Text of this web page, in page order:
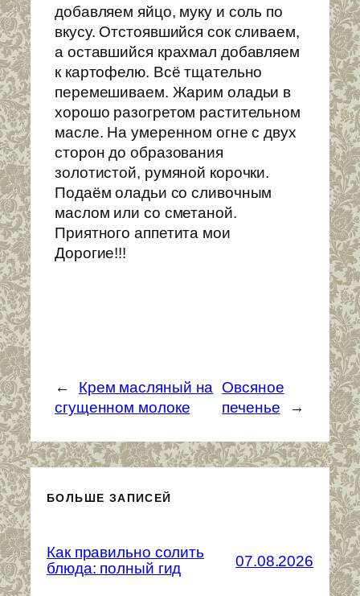
добавляем яйцо, муку и соль по
вкусу. Отстоявшийся сок сливаем,
а оставшийся крахмал добавляем
к картофелю. Всё тщательно
перемешиваем. Жарим оладьи в
хорошо разогретом растительном
масле. На умеренном огне с двух
сторон до образования
золотистой, румяной корочки.
Подаём оладьи со сливочным
маслом или со сметаной.
Приятного аппетита мои
Дорогие!!!
←
Крем масляный на
сгущенном молоке
Овсяное
печенье
→
БОЛЬШЕ ЗАПИСЕЙ
Как правильно солить
блюда: полный гид
07.08.2026